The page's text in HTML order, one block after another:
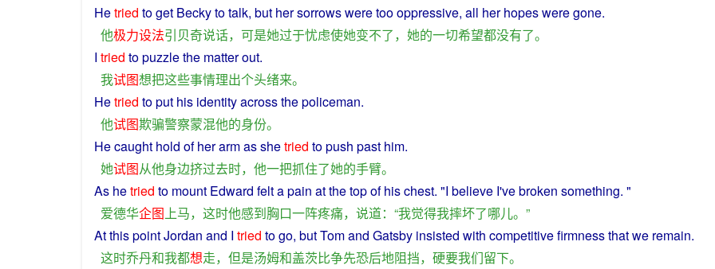
Hetried toget Becky totalk, but hersorrowsweretoooppressive, all her hopeswere gone.
他极力设法引贝奇说话， 可是她过于忧虑使她变不了， 她的一切希望都没有了。
I tried topuzzlethe matterout.
我试图想把这些事情理出个头绪来。
Hetried toput his identityacrossthepoliceman.
他试图欺骗警察蒙混他的身份。
Hecaught hold of herarmasshetried topush past him.
她试图从他身边挤过去时， 他一把抓住了她的手臂。
As hetried to mount Edward feltapain at the top of hischest. "I believe I'vebroken something. "
爱德华企图上马， 这时他感到胸口一阵疼痛， 说道：“我觉得我摔坏了哪儿。”
AtthispointJordan and I tried togo, butTomand Gatsby insisted with competitivefirmness thatwe remain.
这时乔丹和我都想走， 但是汤姆和盖茨比争先恐后地阻挡， 硬要我们留下。